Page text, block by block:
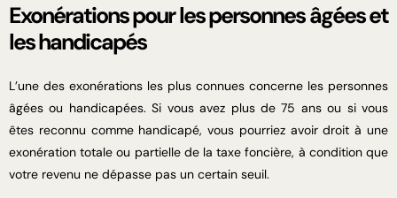
Exonérations pour les personnes âgées et
les handicapés
L’une des exonérations les plus connues concerne les personnes
âgées ou handicapées. Si vous avez plus de 75 ans ou si vous
êtes reconnu comme handicapé, vous pourriez avoir droit à une
exonération totale ou partielle de la taxe foncière, à condition que
votre revenu ne dépasse pas un certain seuil.